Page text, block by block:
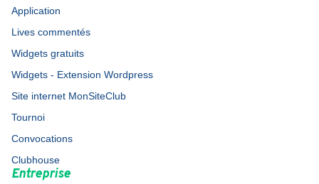
Application
Lives commentés
Widgets gratuits
Widgets - Extension Wordpress
Site internet MonSiteClub
Tournoi
Convocations
Clubhouse
Entreprise